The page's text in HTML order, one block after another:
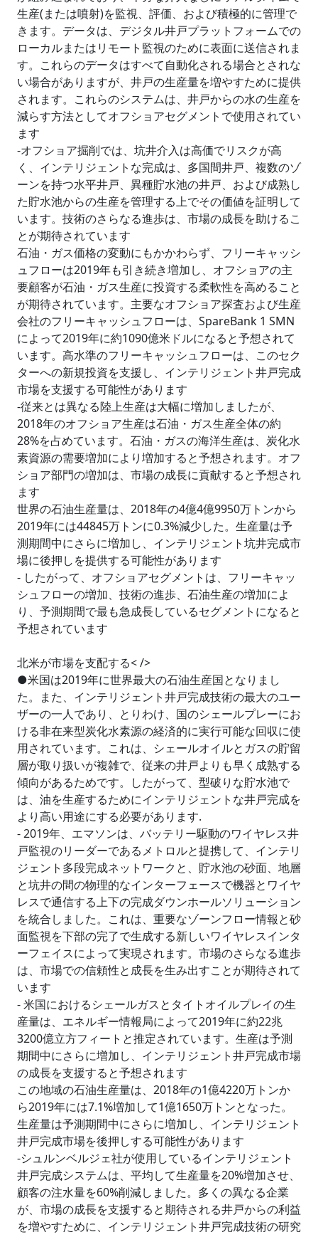
生産(または噴射)を監視、評価、および積極的に管理で
きます。データは、デジタル井戸プラットフォームでの
ローカルまたはリモート監視のために表面に送信されま
す。これらのデータはすべて自動化される場合とされな
い場合がありますが、井戸の生産量を増やすために提供
されます。これらのシステムは、井戸からの水の生産を
減らす方法としてオフショアセグメントで使用されてい
ます
-オフショア掘削では、坑井介入は高価でリスクが高
く、インテリジェントな完成は、多国間井戸、複数のゾ
ーンを持つ水平井戸、異種貯水池の井戸、および成熟し
た貯水池からの生産を管理する上でその価値を証明して
います。技術のさらなる進歩は、市場の成長を助けるこ
とが期待されています
石油・ガス価格の変動にもかかわらず、フリーキャッシ
ュフローは2019年も引き続き増加し、オフショアの主
要顧客が石油・ガス生産に投資する柔軟性を高めること
が期待されています。主要なオフショア探査および生産
会社のフリーキャッシュフローは、SpareBank 1 SMN
によって2019年に約1090億米ドルになると予想されて
います。高水準のフリーキャッシュフローは、このセク
ターへの新規投資を支援し、インテリジェント井戸完成
市場を支援する可能性があります
-従来とは異なる陸上生産は大幅に増加しましたが、
2018年のオフショア生産は石油・ガス生産全体の約
28%を占めています。石油・ガスの海洋生産は、炭化水
素資源の需要増加により増加すると予想されます。オフ
ショア部門の増加は、市場の成長に貢献すると予想され
ます
世界の石油生産量は、2018年の4億4億9950万トンから
2019年には44845万トンに0.3%減少した。生産量は予
測期間中にさらに増加し、インテリジェント坑井完成市
場に後押しを提供する可能性があります
- したがって、オフショアセグメントは、フリーキャッ
シュフローの増加、技術の進歩、石油生産の増加によ
り、予測期間で最も急成長しているセグメントになると
予想されています
北米が市場を支配する< />
●米国は2019年に世界最大の石油生産国となりまし
た。また、インテリジェント井戸完成技術の最大のユー
ザーの一人であり、とりわけ、国のシェールプレーにお
ける非在来型炭化水素源の経済的に実行可能な回収に使
用されています。これは、シェールオイルとガスの貯留
層が取り扱いが複雑で、従来の井戸よりも早く成熟する
傾向があるためです。したがって、型破りな貯水池で
は、油を生産するためにインテリジェントな井戸完成を
より高い用途にする必要があります.
- 2019年、エマソンは、バッテリー駆動のワイヤレス井
戸監視のリーダーであるメトロルと提携して、インテリ
ジェント多段完成ネットワークと、貯水池の砂面、地層
と坑井の間の物理的なインターフェースで機器とワイヤ
レスで通信する上下の完成ダウンホールソリューション
を統合しました。これは、重要なゾーンフロー情報と砂
面監視を下部の完了で生成する新しいワイヤレスインタ
ーフェイスによって実現されます。市場のさらなる進歩
は、市場での信頼性と成長を生み出すことが期待されて
います
- 米国におけるシェールガスとタイトオイルプレイの生
産量は、エネルギー情報局によって2019年に約22兆
3200億立方フィートと推定されています。生産は予測
期間中にさらに増加し、インテリジェント井戸完成市場
の成長を支援すると予想されます
この地域の石油生産量は、2018年の1億4220万トンか
ら2019年には7.1%増加して1億1650万トンとなった。
生産量は予測期間中にさらに増加し、インテリジェント
井戸完成市場を後押しする可能性があります
-シュルンベルジェ社が使用しているインテリジェント
井戸完成システムは、平均して生産量を20%増加させ、
顧客の注水量を60%削減しました。多くの異なる企業
が、市場の成長を支援すると期待される井戸からの利益
を増やすために、インテリジェント井戸完成技術の研究